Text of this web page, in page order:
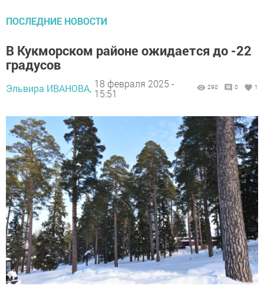
ПОСЛЕДНИЕ НОВОСТИ
В Кукморском районе ожидается до -22
градусов
Эльвира ИВАНОВА, 18 февраля 2025 -
15:51
290 0 1